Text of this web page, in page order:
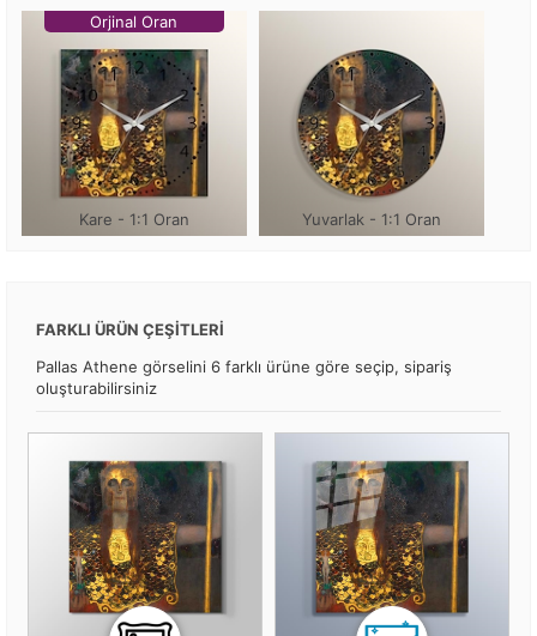
Orjinal Oran
Kare - 1:1 Oran Yuvarlak - 1:1 Oran
FARKLI ÜRÜN ÇEŞİTLERİ
Pallas Athene görselini 6 farklı ürüne göre seçip, sipariş
oluşturabilirsiniz